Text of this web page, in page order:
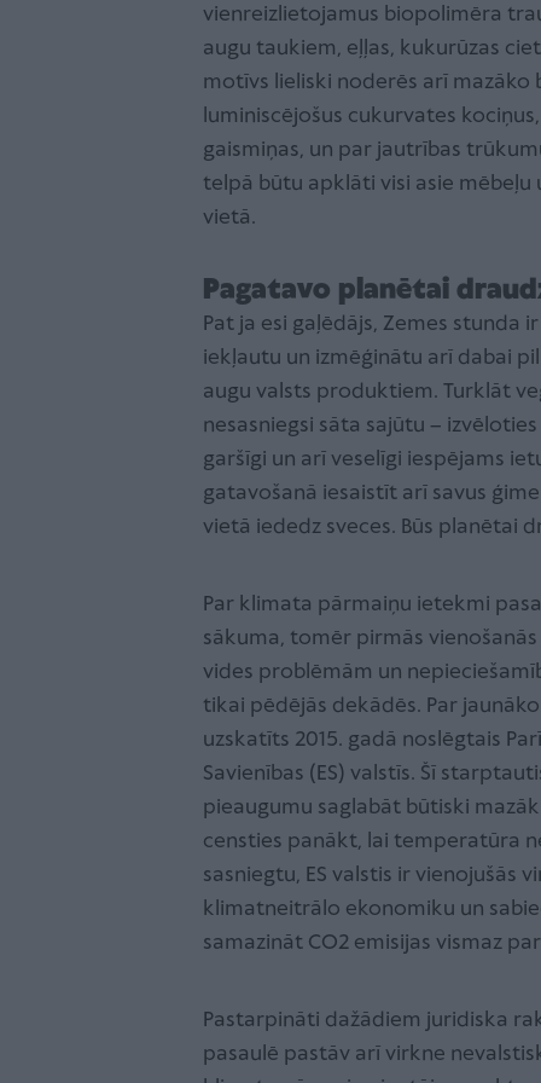
vienreizlietojamus biopolimēra
augu taukiem, eļļas, kukurūzas
motīvs lieliski noderēs arī mazāko
luminiscējošus cukurvates
gaismiņas, un par jautrības
telpā būtu apklāti visi asie
vietā.
Pagatavo planētai
Pat ja esi gaļēdājs, Zemes stunda
iekļautu un izmēģinātu arī dabai
augu valsts produktiem. Turklāt
nesasniegsi sāta sajūtu –
garšīgi un arī veselīgi iespējams
gatavošanā iesaistīt arī savus
vietā iededz sveces. Būs planētai
Par klimata pārmaiņu ietekmi
sākuma, tomēr pirmās
vides problēmām un
tikai pēdējās dekādēs. Par
uzskatīts 2015. gadā noslēgtais
Savienības (ES) valstīs. Šī
pieaugumu saglabāt būtiski
censties panākt, lai temperatūra
sasniegtu, ES valstis ir vienojušās
klimatneitrālo ekonomiku un
samazināt CO2 emisijas vismaz
Pastarpināti dažādiem juridiska
pasaulē pastāv arī virkne